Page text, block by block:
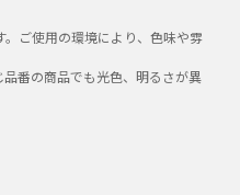
。ご使用の環境により、色味や雰
番の商品でも光色、明るさが異